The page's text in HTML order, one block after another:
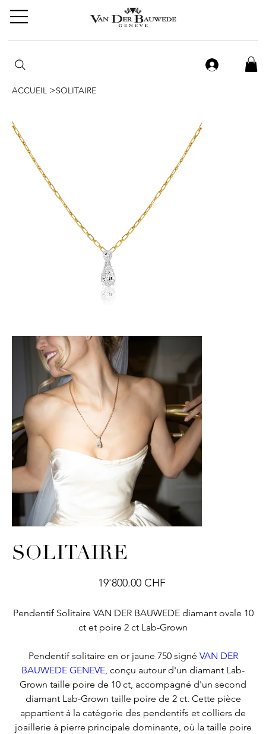
ACCUEIL >SOLITAIRE
SOLITAIRE
Prix
19'800.00 CHF
Pendentif Solitaire VAN DER BAUWEDE diamant ovale 10
ct et poire 2 ct Lab-Grown
Pendentif solitaire en or jaune 750 signé VAN DER
BAUWEDE GENEVE, conçu autour d'un diamant Lab-
Grown taille poire de 10 ct, accompagné d'un second
diamant Lab-Grown taille poire de 2 ct. Cette pièce
appartient à la catégorie des pendentifs et colliers de
joaillerie à pierre principale dominante, où la taille poire